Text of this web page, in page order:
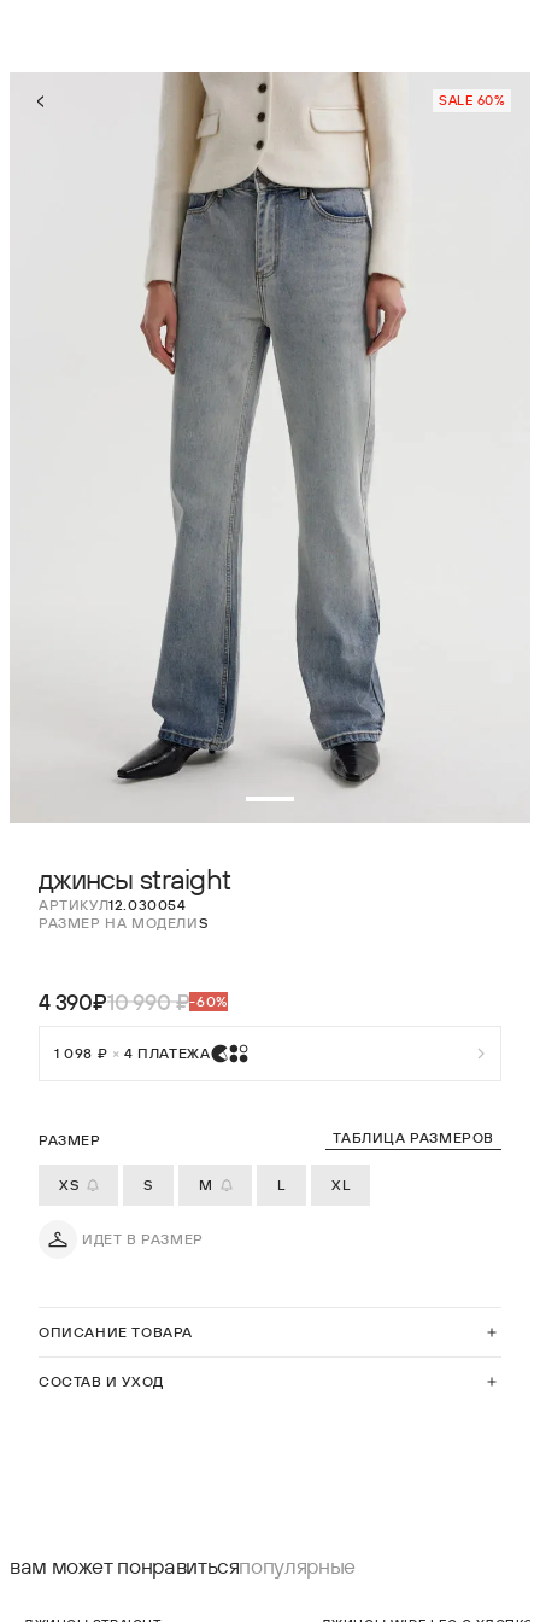
SALE 60%
джинсы straight
АРТИКУЛ12.030054
РАЗМЕР НА МОДЕЛИS
ОПИСАНИЕ ТОВАРА
СОСТАВ И УХОД
РАЗМЕР ТАБЛИЦА РАЗМЕРОВ
XS S M L XL
ИДЕТ В РАЗМЕР
4 390₽10 990 ₽-60%
1 098 ₽ × 4 ПЛАТЕЖА
вам может понравитьсяпопулярные